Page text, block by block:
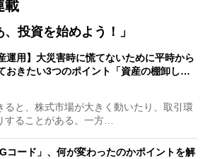
載
投資を始めよう！」
運用】大災害時に慌てないために平時から
おきたい3つのポイント「資産の棚卸し…
と、株式市場が大きく動いたり、取引環
することがある。一方…
コード」、何が変わったのかポイントを解